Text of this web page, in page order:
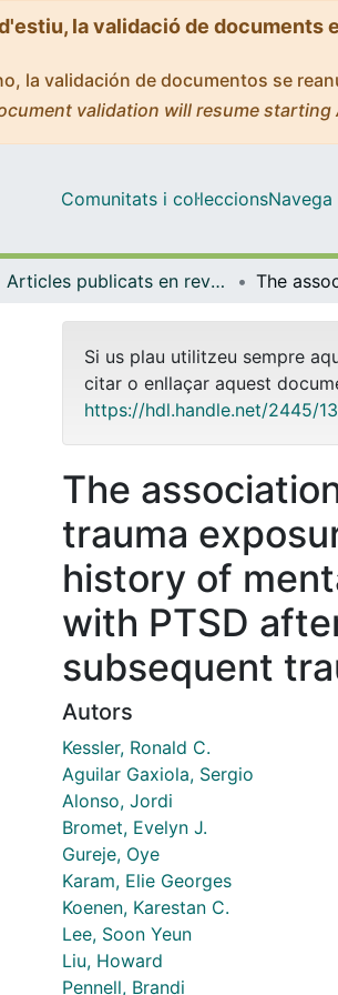
la validació de documents
la validación de documentos se
validation will resume
Comunitats i col·leccions
Articles publicats en revistes (Medicina)
Si us plau utilitzeu sempre
citar o enllaçar aquest
https://hdl.handle.net/2445/
The
trauma
history of
with PTSD
subsequent
Autors
Kessler, Ronald C.
Aguilar Gaxiola, Sergio
Alonso, Jordi
Bromet, Evelyn J.
Gureje, Oye
Karam, Elie Georges
Koenen, Karestan C.
Lee, Soon Yeun
Liu, Howard
Pennell, Brandi